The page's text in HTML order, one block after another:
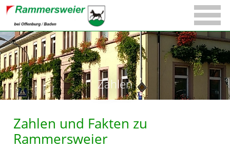
Zahlen
Zahlen und Fakten zu
Rammersweier